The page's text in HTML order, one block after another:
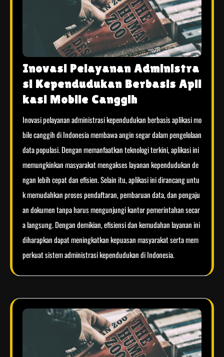
Inovasi Pelayanan Administra
si Kependudukan Berbasis Apli
kasi Mobile Canggih
Inovasi pelayanan administrasi kependudukan berbasis aplikasi mo
bile canggih di Indonesia membawa angin segar dalam pengelolaan
data populasi. Dengan memanfaatkan teknologi terkini, aplikasi ini
memungkinkan masyarakat mengakses layanan kependudukan de
ngan lebih cepat dan efisien. Selain itu, aplikasi ini dirancang untu
k memudahkan proses pendaftaran, pembaruan data, dan pengaju
an dokumen tanpa harus mengunjungi kantor pemerintahan secar
a langsung. Dengan demikian, efisiensi dan kemudahan layanan ini
diharapkan dapat meningkatkan kepuasan masyarakat serta mem
perkuat sistem administrasi kependudukan di Indonesia.